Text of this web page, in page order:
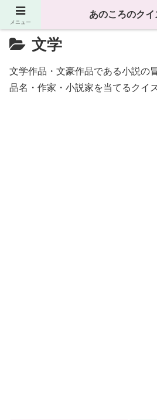
文学
文学作品・文豪作品である小説の
品名・作家・小説家を当てるクイ
メニュー
あのころのクイ